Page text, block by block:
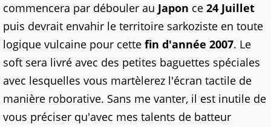
commencera par débouler au Japon ce 24 Juillet
puis devrait envahir le territoire sarkoziste en toute
logique vulcaine pour cette fin d'année 2007. Le
soft sera livré avec des petites baguettes spéciales
avec lesquelles vous martèlerez l'écran tactile de
manière roborative. Sans me vanter, il est inutile de
vous préciser qu'avec mes talents de batteur